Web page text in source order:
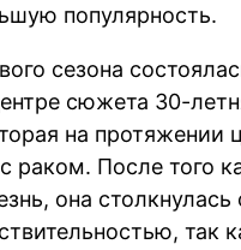
популярность.
сезона
сюжета 30-
на протяжении
раком. После того
она столкнулась
так